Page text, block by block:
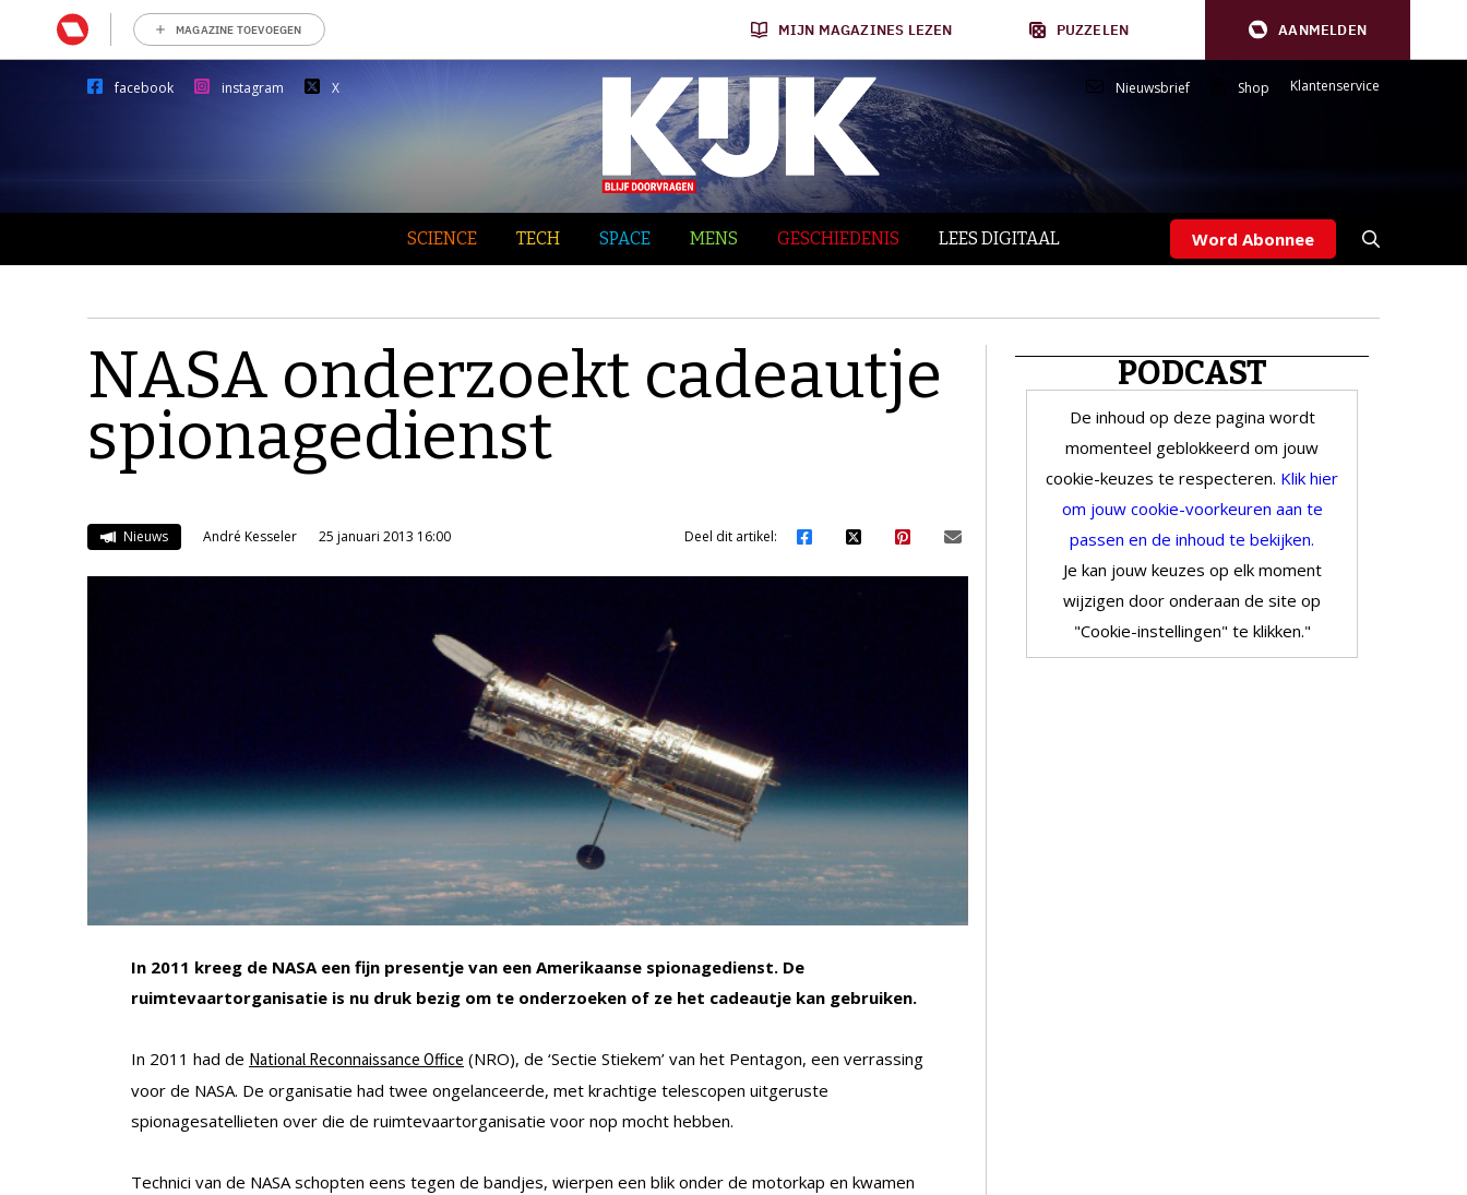
MAGAZINE TOEVOEGEN MIJN MAGAZINES LEZEN PUZZELEN AANMELDEN
facebook instagram X Nieuwsbrief Shop Klantenservice
SCIENCE TECH SPACE MENS GESCHIEDENIS LEES DIGITAAL Word Abonnee
NASA onderzoekt cadeautje
spionagedienst
Nieuws André Kesseler 25 januari 2013 16:00 Deel dit artikel:
In 2011 kreeg de NASA een fijn presentje van een Amerikaanse spionagedienst. De
ruimtevaartorganisatie is nu druk bezig om te onderzoeken of ze het cadeautje kan gebruiken.
In 2011 had de National Reconnaissance Office (NRO), de ‘Sectie Stiekem’ van het Pentagon, een verrassing
voor de NASA. De organisatie had twee ongelanceerde, met krachtige telescopen uitgeruste
spionagesatellieten over die de ruimtevaartorganisatie voor nop mocht hebben.
Technici van de NASA schopten eens tegen de bandjes, wierpen een blik onder de motorkap en kwamen
PODCAST
De inhoud op deze pagina wordt
momenteel geblokkeerd om jouw
cookie-keuzes te respecteren. Klik hier
om jouw cookie-voorkeuren aan te
passen en de inhoud te bekijken.
Je kan jouw keuzes op elk moment
wijzigen door onderaan de site op
"Cookie-instellingen" te klikken."